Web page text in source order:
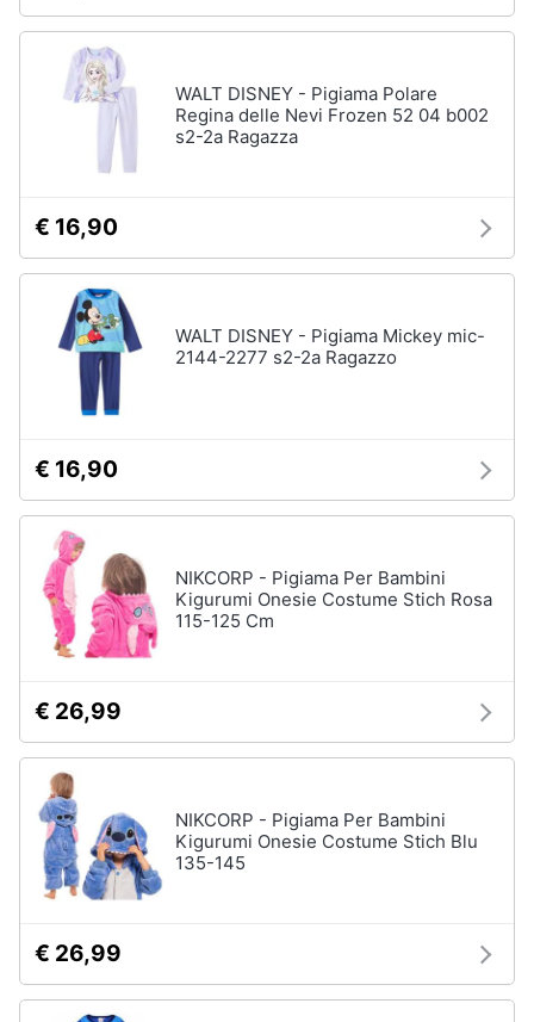
WALT DISNEY - Pigiama Polare
Regina delle Nevi Frozen 52 04 b002
s2-2a Ragazza
€ 16,90
WALT DISNEY - Pigiama Mickey mic-
2144-2277 s2-2a Ragazzo
€ 16,90
NIKCORP - Pigiama Per Bambini
Kigurumi Onesie Costume Stich Rosa
115-125 Cm
€ 26,99
NIKCORP - Pigiama Per Bambini
Kigurumi Onesie Costume Stich Blu
135-145
€ 26,99